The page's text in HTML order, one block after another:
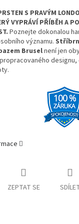
S PRAVÝM
VYPRÁVÍ PŘÍBĚH A
Poznejte dokonalou
významu.
Bruselnení jen
ZEPTAT SE